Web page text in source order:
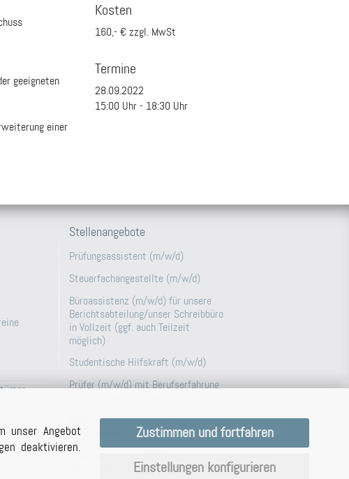
unser Angebot
deaktivieren.
Zustimmen und fortfahren
Einstellungen konfigurieren
geeigneten
einer
Kosten
160,- € zzgl. MwSt
Termine
28.09.2022
15:00Uhr - 18:30Uhr
Stellenangebote
Prüfungsassistent (m/w/d)
Steuerfachangestellte (m/w/d)
Büroassistenz (m/w/d) für unsere
Berichtsabteilung/unser Schreibbüro
in Vollzeit (ggf. auch Teilzeit
möglich)
Studentische Hilfskraft (m/w/d)
Prüfer (m/w/d) mit Berufserfahrung
Masterstudiengang Auditing, Finance
and Taxation
Praktikum bei der BPG
Wirtschaftsprüfungsgesellschaft im